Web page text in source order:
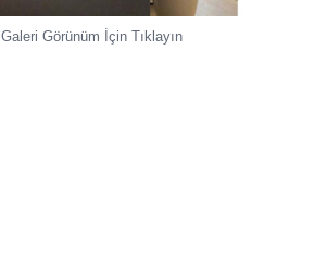
Galeri Görünüm İçin Tıklayın